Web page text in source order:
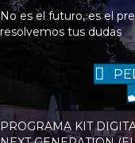
No es el futuro, es el
resolvemos tus dudas
PROGRAMA KIT